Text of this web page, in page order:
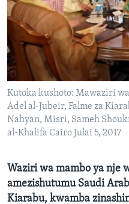
Kutoka kushoto: Mawaziri
Adel al-Jubeir, Falme za
Nahyan, Misri, Sameh
al-Khalifa Cairo Julai 5, 2017
Waziri wa mambo ya nje
amezishutumu Saudi
Kiarabu, kwamba